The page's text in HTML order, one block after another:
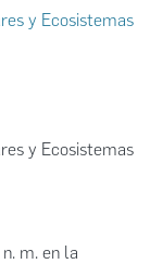
y Ecosistemas
y Ecosistemas
m. en la